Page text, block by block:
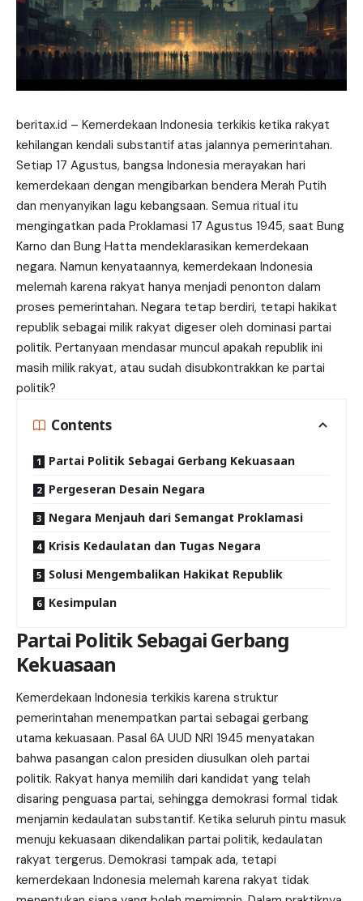
beritax.id – Kemerdekaan Indonesia terkikis ketika rakyat
kehilangan kendali substantif atas jalannya pemerintahan.
Setiap 17 Agustus, bangsa Indonesia merayakan hari
kemerdekaan dengan mengibarkan bendera Merah Putih
dan menyanyikan lagu kebangsaan. Semua ritual itu
mengingatkan pada Proklamasi 17 Agustus 1945, saat Bung
Karno dan Bung Hatta mendeklarasikan kemerdekaan
negara. Namun kenyataannya, kemerdekaan Indonesia
melemah karena rakyat hanya menjadi penonton dalam
proses pemerintahan. Negara tetap berdiri, tetapi hakikat
republik sebagai milik rakyat digeser oleh dominasi partai
politik. Pertanyaan mendasar muncul apakah republik ini
masih milik rakyat, atau sudah disubkontrakkan ke partai
politik?
Contents
Partai Politik Sebagai Gerbang Kekuasaan
Pergeseran Desain Negara
Negara Menjauh dari Semangat Proklamasi
Krisis Kedaulatan dan Tugas Negara
Solusi Mengembalikan Hakikat Republik
Kesimpulan
Partai Politik Sebagai Gerbang
Kekuasaan
Kemerdekaan Indonesia terkikis karena struktur
pemerintahan menempatkan partai sebagai gerbang
utama kekuasaan. Pasal 6A UUD NRI 1945 menyatakan
bahwa pasangan calon presiden diusulkan oleh partai
politik. Rakyat hanya memilih dari kandidat yang telah
disaring penguasa partai, sehingga demokrasi formal tidak
menjamin kedaulatan substantif. Ketika seluruh pintu masuk
menuju kekuasaan dikendalikan partai politik, kedaulatan
rakyat tergerus. Demokrasi tampak ada, tetapi
kemerdekaan Indonesia melemah karena rakyat tidak